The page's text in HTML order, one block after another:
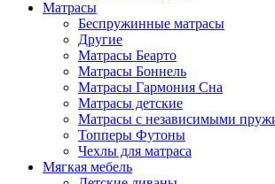
Матрасы
Беспружинные матрасы
Другие
Матрасы Беарто
Матрасы Боннель
Матрасы Гармония Сна
Матрасы детские
Матрасы с независимыми
Топперы Футоны
Чехлы для матраса
Мягкая мебель